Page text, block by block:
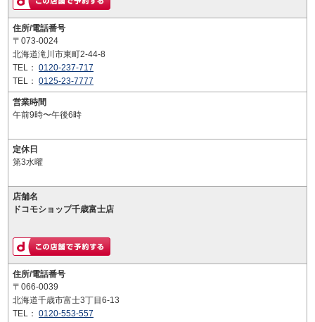
住所/電話番号
〒073-0024
北海道滝川市東町2-44-8
TEL： 0120-237-717
TEL： 0125-23-7777
営業時間
午前9時〜午後6時
定休日
第3水曜
店舗名
ドコモショップ千歳富士店
住所/電話番号
〒066-0039
北海道千歳市富士3丁目6-13
TEL： 0120-553-557